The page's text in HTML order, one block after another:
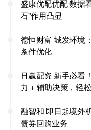
盛康优配优配 数据
石”作用凸显
德恒财富 城发环境
条件优化
日赢配资 新手必看
力 + 辅助决策，轻
融智和 即日起境外
债券回购业务